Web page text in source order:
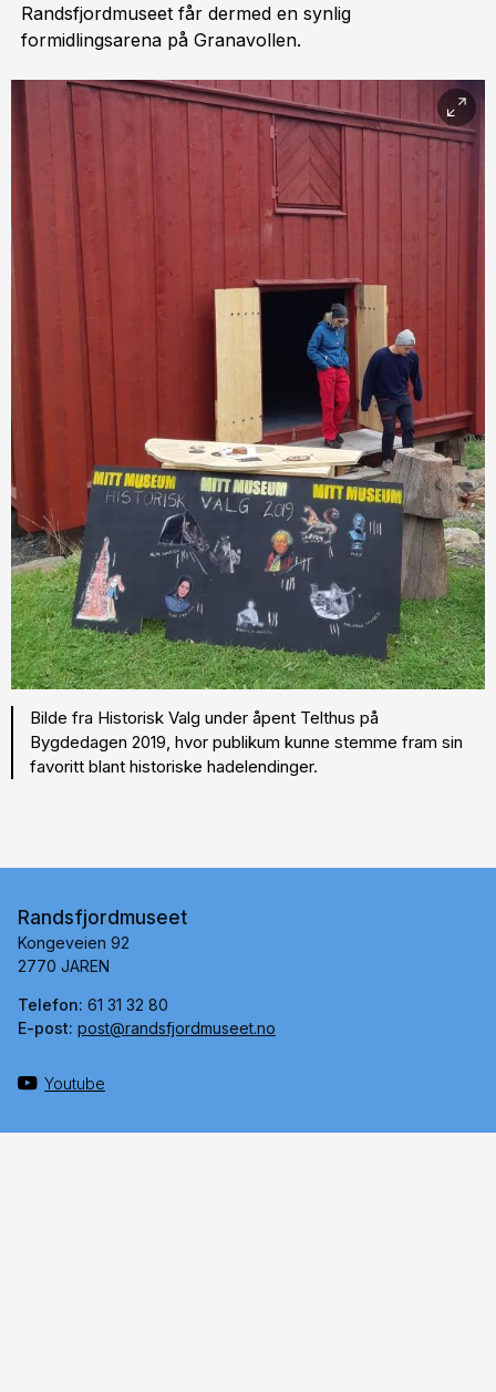
Randsfjordmuseet får dermed en synlig
formidlingsarena på Granavollen.
Bilde fra Historisk Valg under åpent Telthus på
Bygdedagen 2019, hvor publikum kunne stemme fram sin
favoritt blant historiske hadelendinger.
Randsfjordmuseet
Kongeveien 92
2770 JAREN
Telefon: 61 31 32 80
E-post: post@randsfjordmuseet.no
Youtube